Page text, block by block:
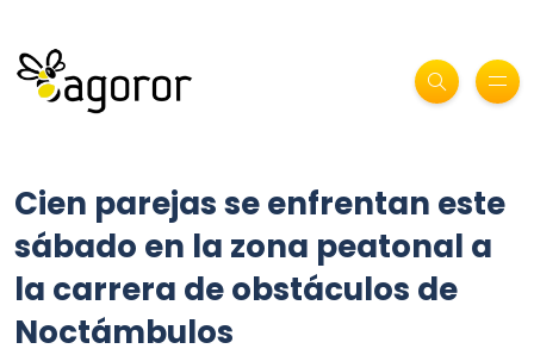
Cien parejas se enfrentan este
sábado en la zona peatonal a
la carrera de obstáculos de
Noctámbulos